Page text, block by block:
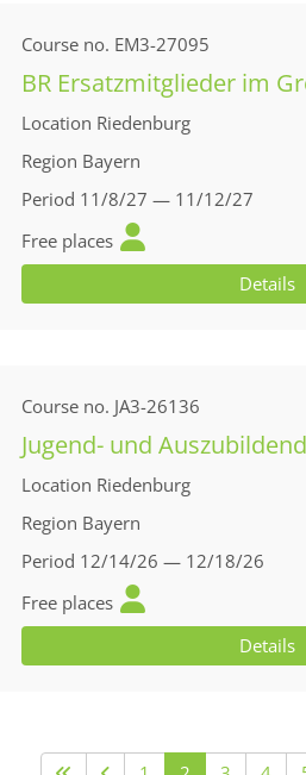
Course no. EM3-27095
BR Ersatzmitglieder im
Location Riedenburg
Region Bayern
Period 11/8/27 — 11/12/27
Free places
Details
Course no. JA3-26136
Jugend- und
Location Riedenburg
Region Bayern
Period 12/14/26 — 12/18/26
Free places
Details